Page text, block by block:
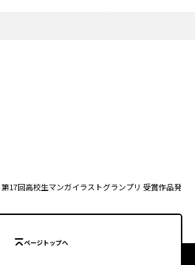
第17回高校生マンガイラストグランプリ 受賞作品発表
ページトップへ